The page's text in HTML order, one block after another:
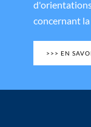
concernant
>>> EN